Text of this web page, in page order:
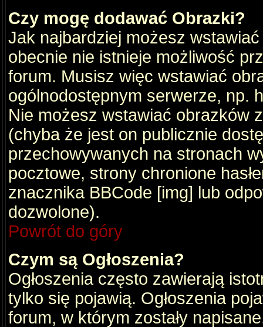
Czy mogę dodawać Obrazki?
Jak najbardziej możesz
obecnie nie istnieje możliwość
forum. Musisz więc wstawiać
ogólnodostępnym serwerze, np.
Nie możesz wstawiać obrazków
(chyba że jest on publicznie
przechowywanych na stronach
pocztowe, strony chronione
znacznika BBCode [img] lub
dozwolone).
Powrót do góry
Czym są Ogłoszenia?
Ogłoszenia często zawierają
tylko się pojawią. Ogłoszenia
forum, w którym zostały